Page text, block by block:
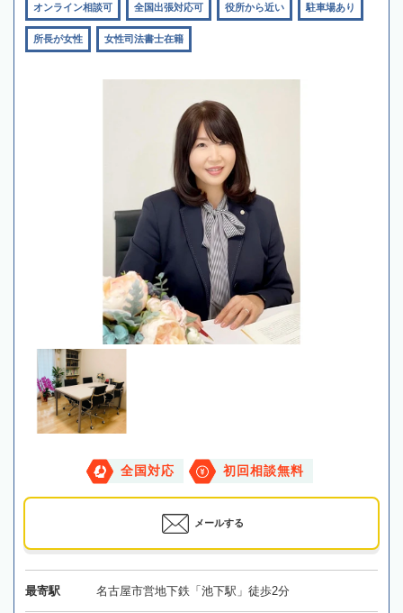
オンライン相談可 全国出張対応可 役所から近い 駐車場あり
所長が女性 女性司法書士在籍
全国対応 初回相談無料
メールする
最寄駅 名古屋市営地下鉄「池下駅」徒歩2分